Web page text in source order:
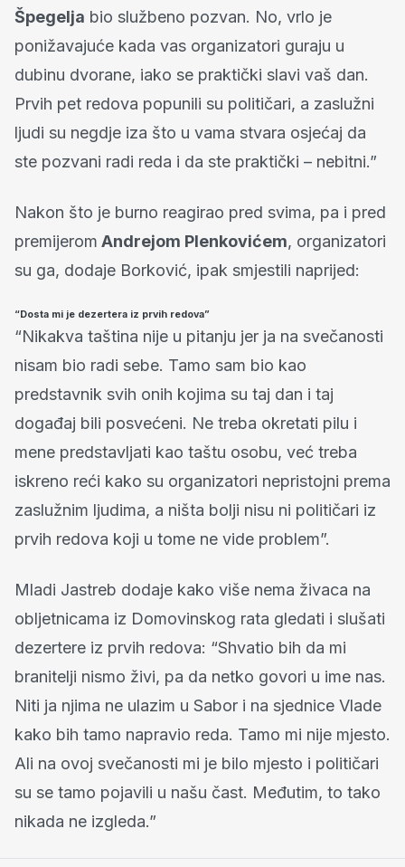
Špegelja bio službeno pozvan. No, vrlo je
ponižavajuće kada vas organizatori guraju u
dubinu dvorane, iako se praktički slavi vaš dan.
Prvih pet redova popunili su političari, a zaslužni
ljudi su negdje iza što u vama stvara osjećaj da
ste pozvani radi reda i da ste praktički – nebitni.”
Nakon što je burno reagirao pred svima, pa i pred
premijerom Andrejom Plenkovićem, organizatori
su ga, dodaje Borković, ipak smjestili naprijed:
“Dosta mi je dezertera iz prvih redova”
“Nikakva taština nije u pitanju jer ja na svečanosti
nisam bio radi sebe. Tamo sam bio kao
predstavnik svih onih kojima su taj dan i taj
događaj bili posvećeni. Ne treba okretati pilu i
mene predstavljati kao taštu osobu, već treba
iskreno reći kako su organizatori nepristojni prema
zaslužnim ljudima, a ništa bolji nisu ni političari iz
prvih redova koji u tome ne vide problem”.
Mladi Jastreb dodaje kako više nema živaca na
obljetnicama iz Domovinskog rata gledati i slušati
dezertere iz prvih redova: “Shvatio bih da mi
branitelji nismo živi, pa da netko govori u ime nas.
Niti ja njima ne ulazim u Sabor i na sjednice Vlade
kako bih tamo napravio reda. Tamo mi nije mjesto.
Ali na ovoj svečanosti mi je bilo mjesto i političari
su se tamo pojavili u našu čast. Međutim, to tako
nikada ne izgleda.”